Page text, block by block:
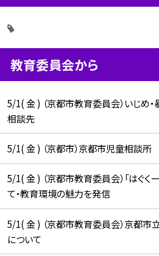
教育委員会から
5/1( 金 ) （京都市教育委員会）いじめ
相談先
5/1( 金 ) （京都市）京都市児童相談
5/1( 金 ) （京都市教育委員会）「はぐく
て・教育環境の魅力を発信
5/1( 金 ) （京都市教育委員会）京都市
について